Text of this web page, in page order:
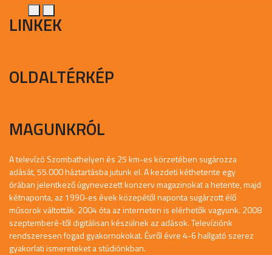
LINKEK
OLDALTÉRKÉP
MAGUNKRÓL
A televízó Szombathelyen és 25 km-es körzetében sugározza
adását, 55.000 háztartásba jutunk el. A kezdeti kéthetente egy
órában jelentkező úgynevezett konzerv magazinokat a hetente, majd
kétnaponta, az 1990-es évek közepétől naponta sugárzott élő
műsorok váltották. 2004 óta az interneten is elérhetők vagyunk. 2008
szeptemberé-től digitálisan készülnek az adások. Televíziónk
rendszeresen fogad gyakornokokat. Évről évre 4-6 hallgató szerez
gyakorlati ismereteket a stúdiónkban.